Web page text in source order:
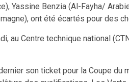
Yassine Benzia (Al-Fayha/
ont été écartés pour des
au Centre technique national
son ticket pour la Coupe